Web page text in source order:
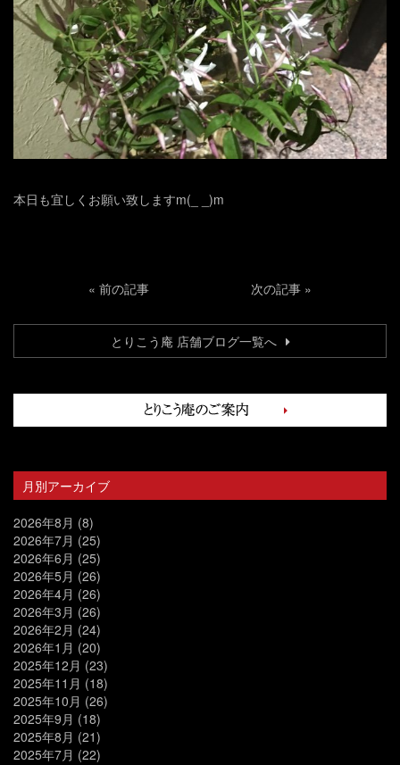
本日も宜しくお願い致しますm(_ _)m
« 前の記事 次の記事 »
とりこう庵 店舗ブログ一覧へ
月別アーカイブ
2026年8月 (8)
2026年7月 (25)
2026年6月 (25)
2026年5月 (26)
2026年4月 (26)
2026年3月 (26)
2026年2月 (24)
2026年1月 (20)
2025年12月 (23)
2025年11月 (18)
2025年10月 (26)
2025年9月 (18)
2025年8月 (21)
2025年7月 (22)